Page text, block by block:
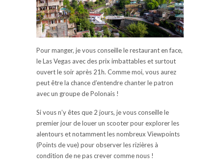
Pour manger, je vous conseille le restaurant en face,
le Las Vegas avec des prix imbattables et surtout
ouvert le soir après 21h. Comme moi, vous aurez
peut être la chance d’entendre chanter le patron
avec un groupe de Polonais !
Si vous n’y êtes que 2 jours, je vous conseille le
premier jour de louer un scooter pour explorer les
alentours et notamment les nombreux Viewpoints
(Points de vue) pour observer les rizières à
condition de ne pas crever comme nous !